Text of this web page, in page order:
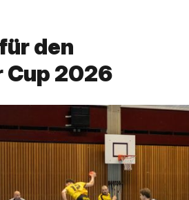
den
Cup 2026